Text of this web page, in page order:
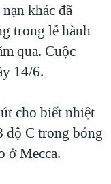
khác đã
trong lễ hành
qua. Cuộc
14/6.
cho biết nhiệt
độ C trong bóng
ở Mecca.